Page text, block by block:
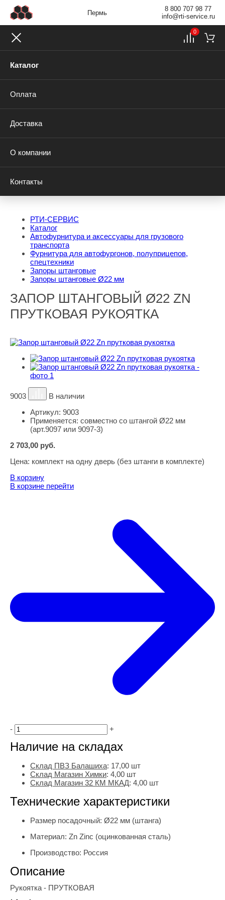
Пермь
8 800 707 98 77
info@rti-service.ru
Каталог
Оплата
Доставка
О компании
Контакты
0
РТИ-СЕРВИС
Каталог
Автофурнитура и аксессуары для грузового
транспорта
Фурнитура для автофургонов, полуприцепов,
спецтехники
Запоры штанговые
Запоры штанговые Ø22 мм
ЗАПОР ШТАНГОВЫЙ Ø22 ZN
ПРУТКОВАЯ РУКОЯТКА
9003
В наличии
Артикул: 9003
Применяется: совместно со штангой Ø22 мм
(арт.9097 или 9097-3)
2 703,00 руб.
Цена: комплект на одну дверь (без штанги в комплекте)
В корзину
В корзине перейти
- +
Наличие на складах
Склад ПВЗ Балашиха: 17,00 шт
Склад Магазин Химки: 4,00 шт
Склад Магазин 32 КМ МКАД: 4,00 шт
Технические характеристики
Размер посадочный: Ø22 мм (штанга)
Материал: Zn Zinc (оцинкованная сталь)
Производство: Россия
Описание
Рукоятка - ПРУТКОВАЯ